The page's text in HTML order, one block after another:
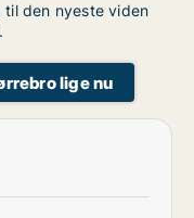
den nyeste viden
lige nu